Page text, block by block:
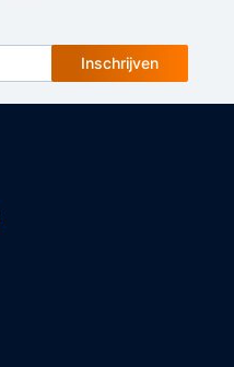
Inschrijven